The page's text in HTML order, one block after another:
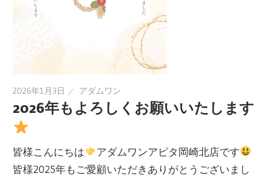
2026年1月3日 アダムワン
2026年もよろしくお願いいたします
皆様こんにちは
アダムワンアピタ岡崎北店です
皆様2025年もご愛顧いただきありがとうございまし